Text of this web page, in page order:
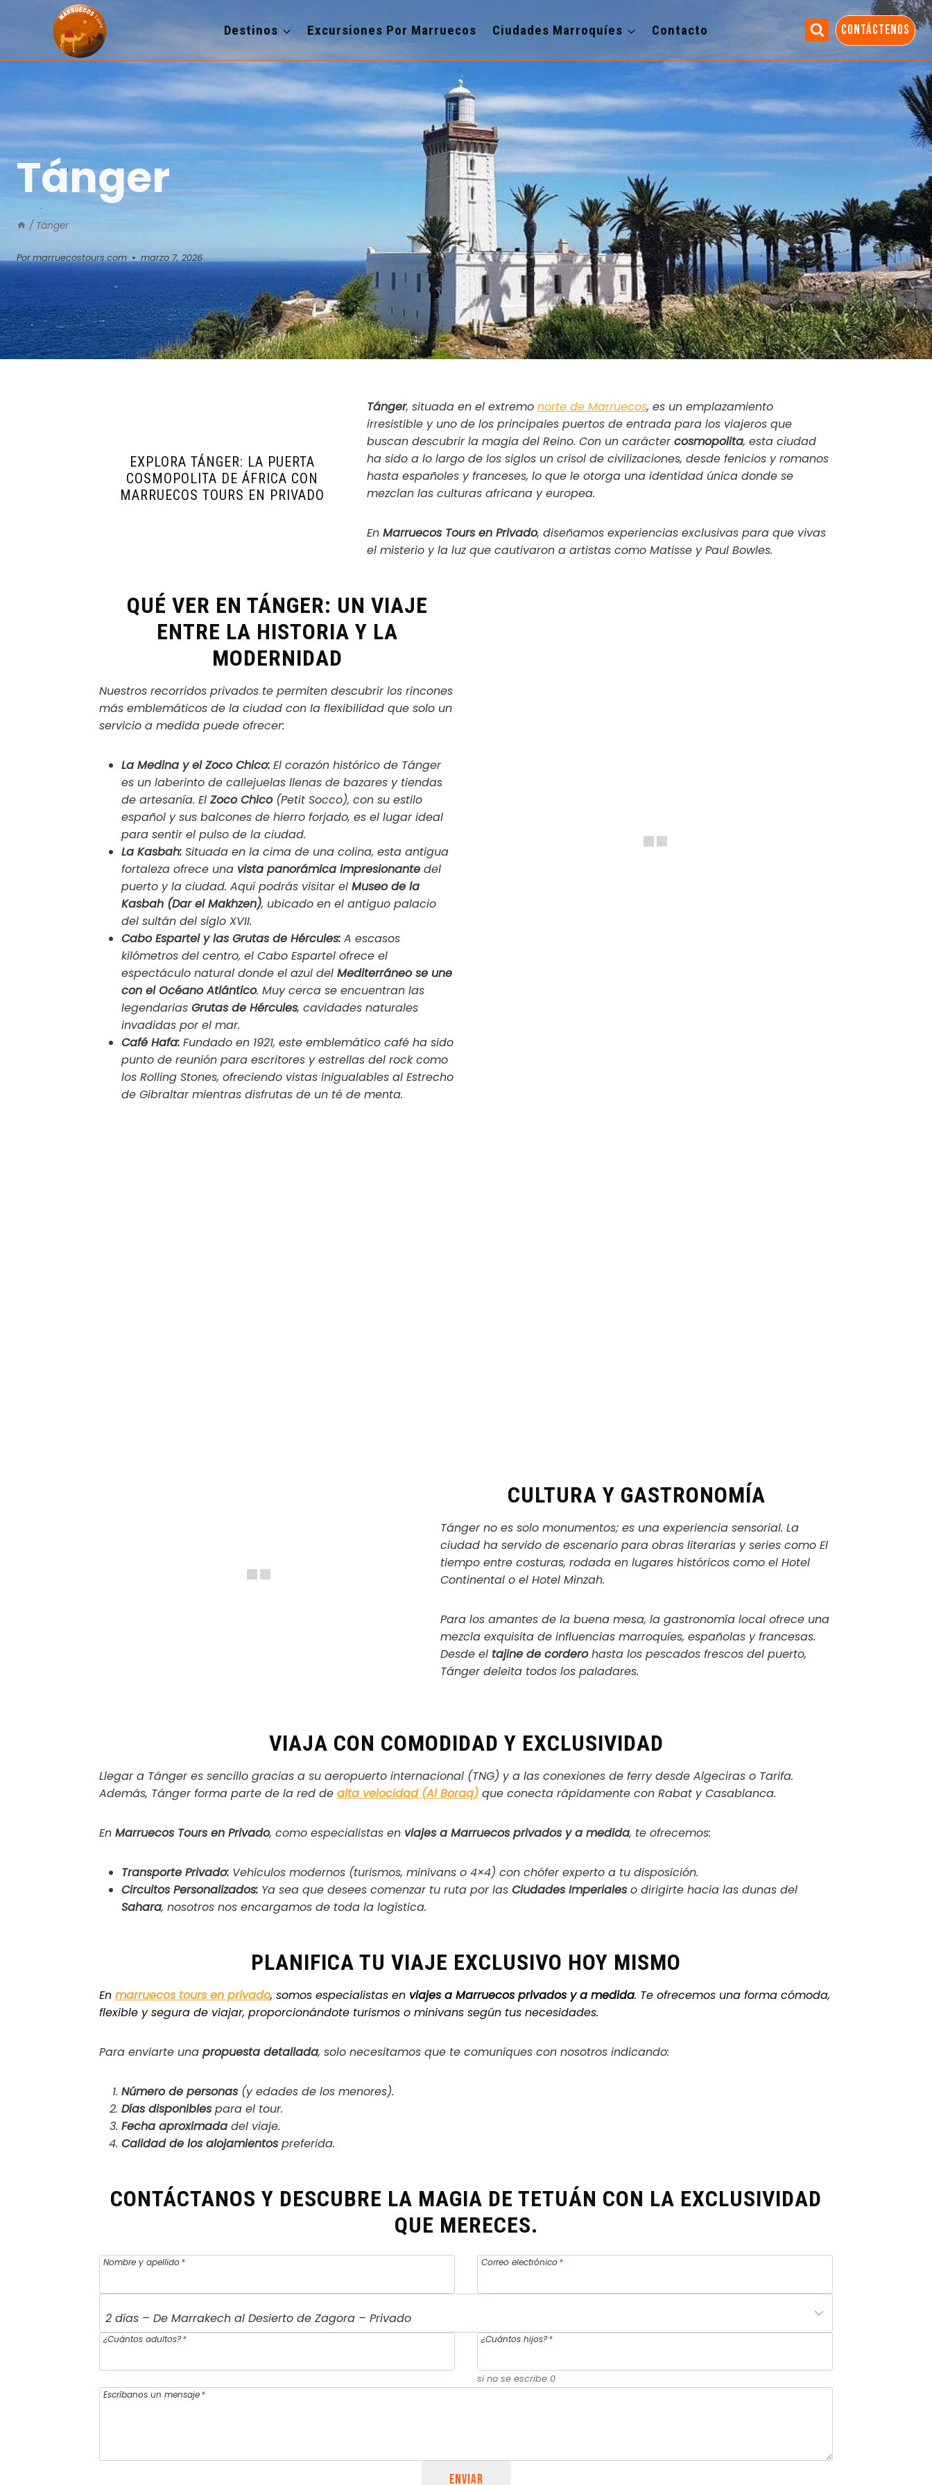
contenido
Destinos Excursiones Por Marruecos Ciudades Marroquíes Contacto CONTÁCTENOS
Tánger
/ Tánger
Pormarruecostours.com marzo 7, 2026
EXPLORA TÁNGER: LA PUERTA
COSMOPOLITA DE ÁFRICA CON
MARRUECOS TOURS EN PRIVADO
Tánger, situada en el extremonorte de Marruecos, es un emplazamiento
irresistible y uno de los principales puertos de entrada para los viajeros que
buscan descubrir la magia del Reino. Con un caráctercosmopolita, esta ciudad
ha sido a lo largo de los siglos un crisol de civilizaciones, desde fenicios y romanos
hasta españoles y franceses, lo que le otorga una identidad única donde se
mezclan las culturas africana y europea.
EnMarruecos Tours en Privado, diseñamos experiencias exclusivas para que vivas
el misterio y la luz que cautivaron a artistas como Matisse y Paul Bowles.
QUÉ VER EN TÁNGER: UN VIAJE
ENTRE LA HISTORIA Y LA
MODERNIDAD
Nuestros recorridos privados te permiten descubrir los rincones
más emblemáticos de la ciudad con la flexibilidad que solo un
servicio a medida puede ofrecer:
La Medina y el Zoco Chico: El corazón histórico de Tánger
es un laberinto de callejuelas llenas de bazares y tiendas
de artesanía. El Zoco Chico(Petit Socco), con su estilo
español y sus balcones de hierro forjado, es el lugar ideal
para sentir el pulso de la ciudad.
La Kasbah: Situada en la cima de una colina, esta antigua
fortaleza ofrece una vista panorámica impresionante del
puerto y la ciudad. Aquí podrás visitar el Museo de la
Kasbah (Dar el Makhzen), ubicado en el antiguo palacio
del sultán del siglo XVII.
Cabo Espartel y las Grutas de Hércules: A escasos
kilómetros del centro, el Cabo Espartel ofrece el
espectáculo natural donde el azul del Mediterráneo se une
con el Océano Atlántico. Muy cerca se encuentran las
legendarias Grutas de Hércules, cavidades naturales
invadidas por el mar.
Café Hafa: Fundado en 1921, este emblemático café ha sido
punto de reunión para escritores y estrellas del rock como
los Rolling Stones, ofreciendo vistas inigualables al Estrecho
de Gibraltar mientras disfrutas de un té de menta.
CULTURA Y GASTRONOMÍA
Tánger no es solo monumentos; es una experiencia sensorial. La
ciudad ha servido de escenario para obras literarias y series comoEl
tiempo entre costuras, rodada en lugares históricos como el Hotel
Continental o el Hotel Minzah.
Para los amantes de la buena mesa, la gastronomía local ofrece una
mezcla exquisita de influencias marroquíes, españolas y francesas.
Desde el tajine de corderohasta los pescados frescos del puerto,
Tánger deleita todos los paladares.
VIAJA CON COMODIDAD Y EXCLUSIVIDAD
Llegar a Tánger es sencillo gracias a su aeropuerto internacional (TNG) y a las conexiones de ferry desde Algeciras o Tarifa.
Además, Tánger forma parte de la red de alta velocidad (Al Boraq) que conecta rápidamente con Rabat y Casablanca.
En Marruecos Tours en Privado, como especialistas en viajes a Marruecos privados y a medida, te ofrecemos:
Transporte Privado: Vehículos modernos (turismos, minivans o 4×4) con chófer experto a tu disposición.
Circuitos Personalizados: Ya sea que desees comenzar tu ruta por las Ciudades Imperialeso dirigirte hacia las dunas del
Sahara, nosotros nos encargamos de toda la logística.
PLANIFICA TU VIAJE EXCLUSIVO HOY MISMO
En marruecos tours en privado, somos especialistas en viajes a Marruecos privados y a medida. Te ofrecemos una forma cómoda,
flexible y segura de viajar, proporcionándote turismos o minivans según tus necesidades.
Para enviarte una propuesta detallada, solo necesitamos que te comuniques con nosotros indicando:
Número de personas(y edades de los menores).
Días disponiblespara el tour.
Fecha aproximada del viaje.
Calidad de los alojamientospreferida.
CONTÁCTANOS Y DESCUBRE LA MAGIA DE TETUÁN CON LA EXCLUSIVIDAD
QUE MERECES.
Nombre y apellido* Correo electrónico*
¿Cuántos adultos?* ¿Cuántos hijos?*
si no se escribe 0
Escríbanos un mensaje*
ENVIAR